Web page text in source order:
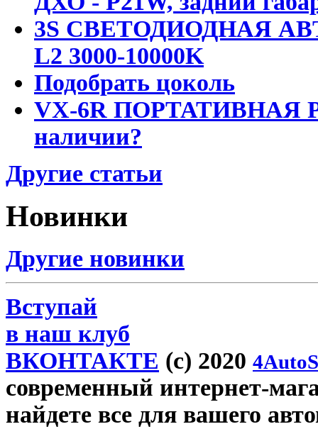
3S СВЕТОДИОДНАЯ
L2 3000-10000K
Подобрать цоколь
VX-6R ПОРТАТИВНАЯ
наличии?
Другие статьи
Новинки
Другие новинки
Вступай
в наш клуб
ВКОНТАКТЕ (c) 2020
современный интернет-
найдете все для вашего